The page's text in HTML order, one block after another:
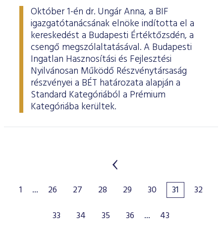
Október 1-én dr. Ungár Anna, a BIF
igazgatótanácsának elnöke indította el a
kereskedést a Budapesti Értéktőzsdén, a
csengő megszólaltatásával. A Budapesti
Ingatlan Hasznosítási és Fejlesztési
Nyilvánosan Működő Részvénytársaság
részvényei a BÉT határozata alapján a
Standard Kategóriából a Prémium
Kategóriába kerültek.
1 ... 26 27 28 29 30 31
32
33
34 35 36 ... 43